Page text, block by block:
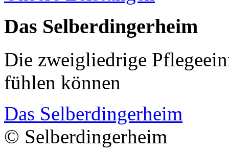
Das Selberdingerheim
Die zweigliedrige
fühlen können
Das Selberdingerheim
© Selberdingerheim